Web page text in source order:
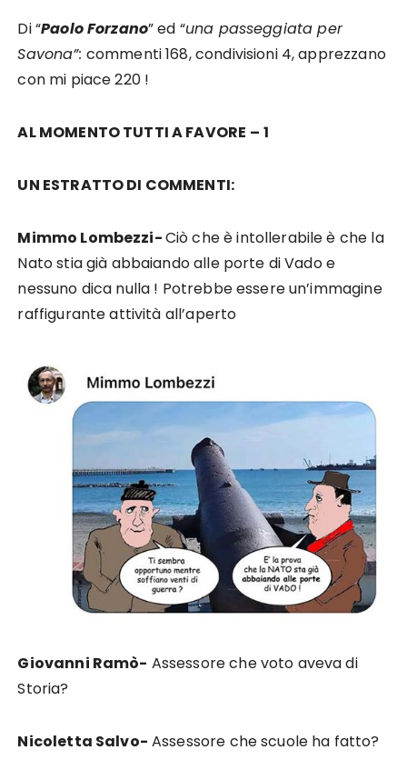
Di “Paolo Forzano” ed “una passeggiata per
Savona”: commenti 168, condivisioni 4, apprezzano
con mi piace 220 !
AL MOMENTO TUTTI A FAVORE – 1
UN ESTRATTO DI COMMENTI:
Mimmo Lombezzi-Ciò che è intollerabile è che la
Nato stia già abbaiando alle porte di Vado e
nessuno dica nulla ! Potrebbe essere un’immagine
raffigurante attività all’aperto
Giovanni Ramò- Assessore che voto aveva di
Storia?
Nicoletta Salvo- Assessore che scuole ha fatto?